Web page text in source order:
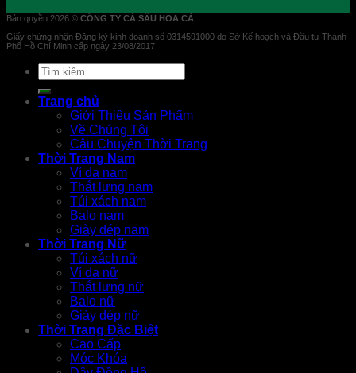
Bản quyền 2026 © CÔNG TY CÁ SẤU HOA CÀ
Giấy chứng nhận Đăng ký kinh doanh số 0314591000 do Sở Kế hoạch và Đầu tư Thành
Phố Hồ Chí Minh cấp ngày 23/08/2017
Tìm
kiếm:
Trang chủ
Giới Thiệu Sản Phẩm
Về Chúng Tôi
Câu Chuyện Thời Trang
Thời Trang Nam
Ví da nam
Thắt lưng nam
Túi xách nam
Balo nam
Giày dép nam
Thời Trang Nữ
Túi xách nữ
Ví da nữ
Thắt lưng nữ
Balo nữ
Giày dép nữ
Thời Trang Đặc Biệt
Cao Cấp
Móc Khóa